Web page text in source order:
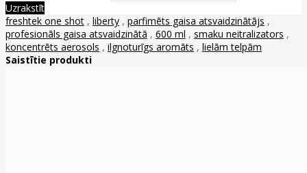
Uzrakstīt
freshtek one shot , liberty , parfimēts gaisa atsvaidzinātājs ,
profesionāls gaisa atsvaidzinātā , 600 ml , smaku neitralizators ,
koncentrēts aerosols , ilgnoturīgs aromāts , lielām telpām
Saistītie produkti